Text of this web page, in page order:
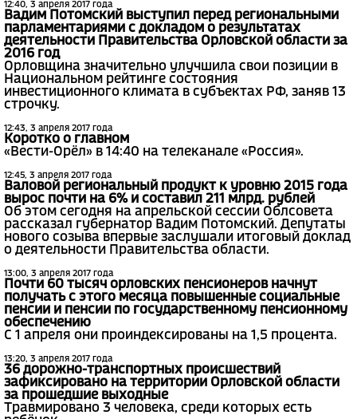
12:40, 3 апреля 2017 года
Вадим Потомский выступил перед региональными
парламентариями с докладом о результатах
деятельности Правительства Орловской области за
2016 год
Орловщина значительно улучшила свои позиции в
Национальном рейтинге состояния
инвестиционного климата в субъектах РФ, заняв 13
строчку.
12:43, 3 апреля 2017 года
Коротко о главном
«Вести-Орёл» в 14:40 на телеканале «Россия».
12:45, 3 апреля 2017 года
Валовой региональный продукт к уровню 2015 года
вырос почти на 6% и составил 211 млрд. рублей
Об этом сегодня на апрельской сессии Облсовета
рассказал губернатор Вадим Потомский. Депутаты
нового созыва впервые заслушали итоговый доклад
о деятельности Правительства области.
13:00, 3 апреля 2017 года
Почти 60 тысяч орловских пенсионеров начнут
получать с этого месяца повышенные социальные
пенсии и пенсии по государственному пенсионному
обеспечению
С 1 апреля они проиндексированы на 1,5 процента.
13:20, 3 апреля 2017 года
36 дорожно-транспортных происшествий
зафиксировано на территории Орловской области
за прошедшие выходные
Травмировано 3 человека, среди которых есть